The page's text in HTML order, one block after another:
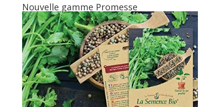
Nouvelle gamme Promesse